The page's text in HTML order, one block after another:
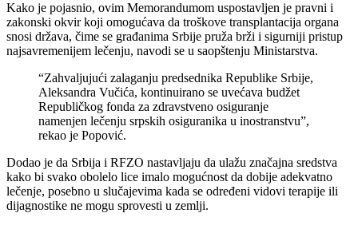
Kako je pojasnio, ovim Memorandumom uspostavljen je pravni i
zakonski okvir koji omogućava da troškove transplantacija organa
snosi država, čime se građanima Srbije pruža brži i sigurniji pristup
najsavremenijem lečenju, navodi se u saopštenju Ministarstva.
“Zahvaljujući zalaganju predsednika Republike Srbije,
Aleksandra Vučića, kontinuirano se uvećava budžet
Republičkog fonda za zdravstveno osiguranje
namenjen lečenju srpskih osiguranika u inostranstvu”,
rekao je Popović.
Dodao je da Srbija i RFZO nastavljaju da ulažu značajna sredstva
kako bi svako obolelo lice imalo mogućnost da dobije adekvatno
lečenje, posebno u slučajevima kada se određeni vidovi terapije ili
dijagnostike ne mogu sprovesti u zemlji.